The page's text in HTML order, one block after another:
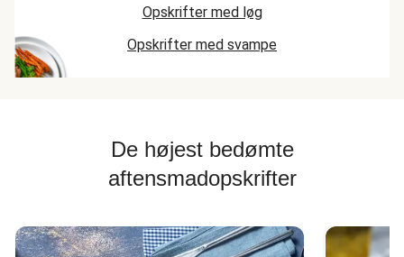
Opskrifter med løg
Opskrifter med svampe
De højest bedømte
aftensmadopskrifter